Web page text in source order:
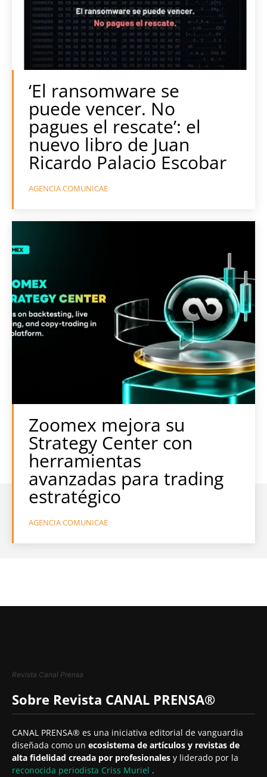
‘El ransomware se
puede vencer. No
pagues el rescate’: el
nuevo libro de Juan
Ricardo Palacio Escobar
AGENCIA COMUNICAE
Zoomex mejora su
Strategy Center con
herramientas
avanzadas para trading
estratégico
AGENCIA COMUNICAE
Revista Canal Prensa
Sobre Revista CANAL PRENSA®
CANAL PRENSA® es una iniciativa editorial de vanguardia
diseñada como un ecosistema de artículos y revistas de
alta fidelidad creada por profesionales y liderado por la
reconocida periodista Criss Muriel .